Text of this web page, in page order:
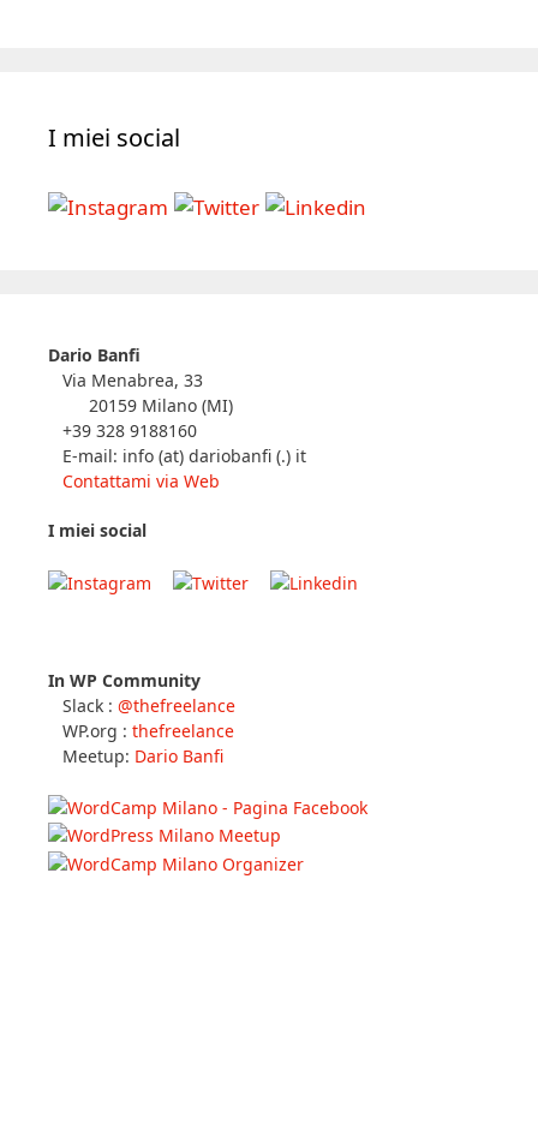
I miei social
Dario Banfi
Via Menabrea, 33
20159 Milano (MI)
+39 328 9188160
E-mail: info (at) dariobanfi (.) it
Contattami via Web
I miei social
In WP Community
Slack : @thefreelance
WP.org : thefreelance
Meetup: Dario Banfi